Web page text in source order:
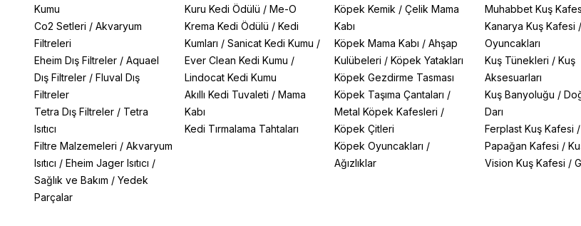
Kumu
Co2 Setleri / Akvaryum
Filtreleri
Eheim Dış Filtreler / Aquael
Dış Filtreler / Fluval Dış
Filtreler
Tetra Dış Filtreler / Tetra
Isıtıcı
Filtre Malzemeleri / Akvaryum
Isıtıcı / Eheim Jager Isıtıcı /
Sağlık ve Bakım / Yedek
Parçalar
Kuru Kedi Ödülü / Me-O
Krema Kedi Ödülü / Kedi
Kumları / Sanicat Kedi Kumu /
Ever Clean Kedi Kumu /
Lindocat Kedi Kumu
Akıllı Kedi Tuvaleti / Mama
Kabı
Kedi Tırmalama Tahtaları
Köpek Kemik /Çelik Mama
Kabı
Köpek Mama Kabı /Ahşap
Kulübeleri /Köpek Yatakları
Köpek Gezdirme Tasması
Köpek Taşıma Çantaları /
Metal Köpek Kafesleri /
Köpek Çitleri
Köpek Oyuncakları /
Ağızlıklar
Muhabbet Kuş
Kanarya Kuş Kafesi /
Oyuncakları
Kuş Tünekleri / Kuş
Aksesuarları
Kuş Banyoluğu /
Darı
Ferplast Kuş Kafesi /
Papağan Kafesi /
Vision Kuş Kafesi /